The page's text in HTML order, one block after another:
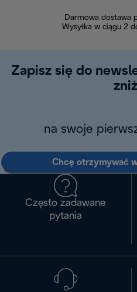
Darmowa dostawa
Wysyłka w ciągu 2
Zapisz się do
na swoje
Chcę otrzymywać
Często zadawane
pytania